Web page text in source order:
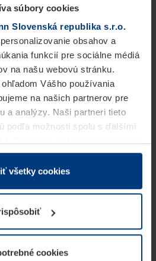
súbory cookies
Slovenská republika s.r.o.
obsahov a
funkcií pre sociálne médiá
na našu webovú stránku.
Vášho používania
na našich partnerov pre
a analýzy. Naši partneri tieto
podľa možnosti spolu s ďalšími
služieb.
cookies ukladať na Vašom
Pre všetky ostatné typy cookie
Vaše povolenie môžete
odvolať vo vysvetlení cookie
všetky cookies
cookies